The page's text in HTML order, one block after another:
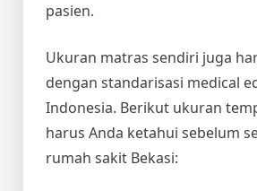
pasien.
Ukuran matras sendiri juga
dengan standarisasi medical
Indonesia. Berikut ukuran
harus Anda ketahui sebelum
rumah sakit Bekasi: